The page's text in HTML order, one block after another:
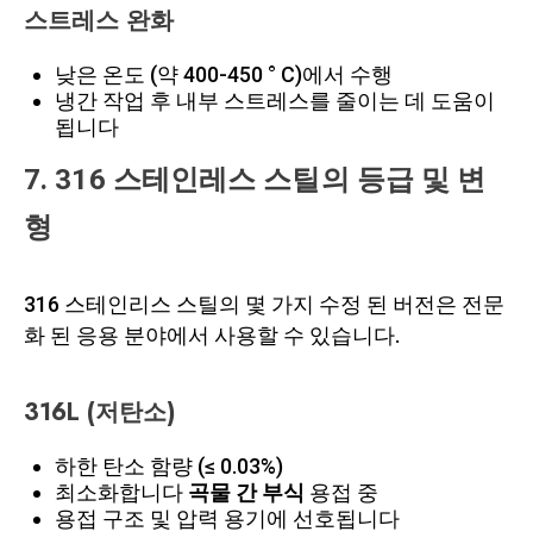
스트레스 완화
낮은 온도 (약 400-450 ° C)에서 수행
냉간 작업 후 내부 스트레스를 줄이는 데 도움이
됩니다
7. 316 스테인레스 스틸의 등급 및 변
형
316 스테인리스 스틸의 몇 가지 수정 된 버전은 전문
화 된 응용 분야에서 사용할 수 있습니다.
316L (저탄소)
하한 탄소 함량 (≤ 0.03%)
최소화합니다 곡물 간 부식 용접 중
용접 구조 및 압력 용기에 선호됩니다